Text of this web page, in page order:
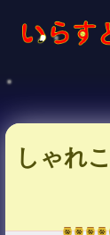
しゃれ